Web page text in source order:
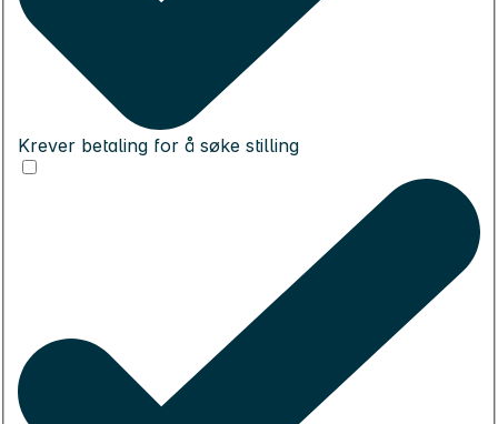
Krever betaling for å søke stilling